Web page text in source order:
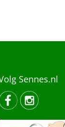
Sennes.nl